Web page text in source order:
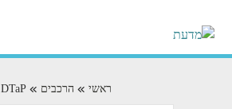
ראשי הרכבים DTaP